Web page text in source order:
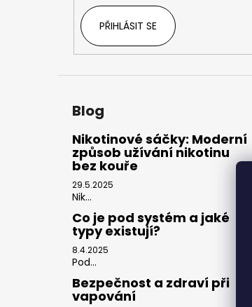
PŘIHLÁSIT SE
Blog
Nikotinové sáčky: Moderní
způsob užívání nikotinu
bez kouře
29.5.2025
Nik...
Co je pod systém a jaké
typy existují?
8.4.2025
Pod...
Bezpečnost a zdraví při
vapování